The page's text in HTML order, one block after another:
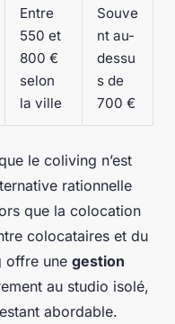
Entre
550 et
800 €
selon
la ville
Souve
nt au-
dessu
s de
700 €
le coliving n’est
rationnelle
que la colocation
colocataires et du
offre une gestion
au studio isolé,
abordable.